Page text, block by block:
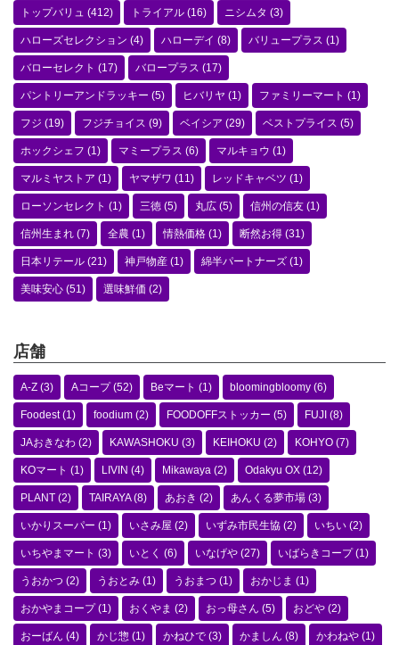
トップバリュ (412) トライアル (16) ニシムタ (3)
ハローズセレクション (4) ハローデイ (8) バリュープラス (1)
バローセレクト (17) バロープラス (17)
パントリーアンドラッキー (5) ヒバリヤ (1) ファミリーマート (1)
フジ (19) フジチョイス (9) ベイシア (29) ベストプライス (5)
ホックシェフ (1) マミープラス (6) マルキョウ (1)
マルミヤストア (1) ヤマザワ (11) レッドキャベツ (1)
ローソンセレクト (1) 三徳 (5) 丸広 (5) 信州の信友 (1)
信州生まれ (7) 全農 (1) 情熱価格 (1) 断然お得 (31)
日本リテール (21) 神戸物産 (1) 綿半パートナーズ (1)
美味安心 (51) 選味鮮価 (2)
店舗
A-Z (3) Aコープ(52) Beマート (1) bloomingbloomy (6)
Foodest(1) foodium (2) FOODOFFストッカー (5) FUJI (8)
JAおきなわ (2) KAWASHOKU (3) KEIHOKU (2) KOHYO (7)
KOマート (1) LIVIN (4) Mikawaya (2) Odakyu OX (12)
PLANT (2) TAIRAYA(8) あおき (2) あんくる夢市場 (3)
いかりスーパー (1) いさみ屋 (2) いずみ市民生協 (2) いちい (2)
いちやまマート (3) いとく (6) いなげや (27) いばらきコープ(1)
うおかつ (2) うおとみ (1) うおまつ (1) おかじま (1)
おかやまコープ(1) おくやま (2) おっ母さん (5) おどや (2)
おーばん (4) かじ惣 (1) かねひで (3) かましん (8) かわねや (1)